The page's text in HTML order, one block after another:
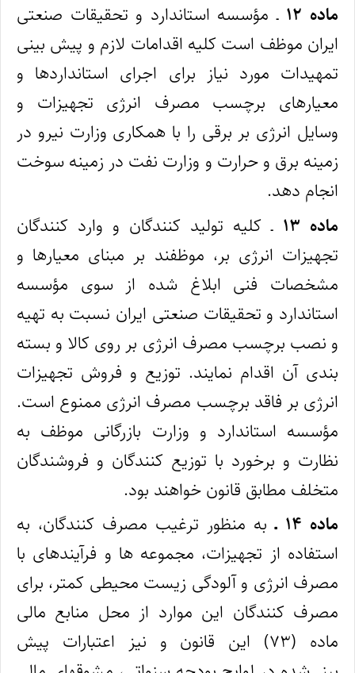
ماده ۱۲
ـ مؤسسه استاندارد و تحقیقات صنعتی
ایران موظف است کلیه اقدامات لازم و پیش بینی
تمهیدات مورد نیاز برای اجرای استانداردها و
معیارهای برچسب مصرف انرژی تجهیزات و
وسایل انرژی‌ بر برقی را با همکاری وزارت نیرو در
زمینه برق و حرارت و وزارت نفت در زمینه سوخت
انجام دهد.
ماده ۱۳
ـ کلیه تولید کنندگان و وارد کنندگان
تجهیزات انرژی ‌بر، موظفند بر مبنای معیارها و
مشخصات فنی ابلاغ‌ شده از سوی مؤسسه
استاندارد و تحقیقات صنعتی ایران نسبت به تهیه
و نصب برچسب مصرف انرژی‌ بر روی کالا و بسته‌
بندی آن اقدام نمایند. توزیع و فروش تجهیزات
انرژی بر فاقد برچسب مصرف انرژی ممنوع است.
مؤسسه استاندارد و وزارت بازرگانی موظف به
نظارت و برخورد با توزیع‌ کنندگان و فروشندگان
متخلف مطابق قانون خواهند بود.
ماده ۱۴ ـ
به‌ منظور ترغیب مصرف‌ کنندگان، به
استفاده از تجهیزات، مجموعه‌ ها و فرآیندهای با
مصرف انرژی و آلودگی زیست محیطی کمتر، برای
مصرف‌ کنندگان این موارد از محل منابع مالی
ماده (۷۳) این قانون و نیز اعتبارات پیش‌